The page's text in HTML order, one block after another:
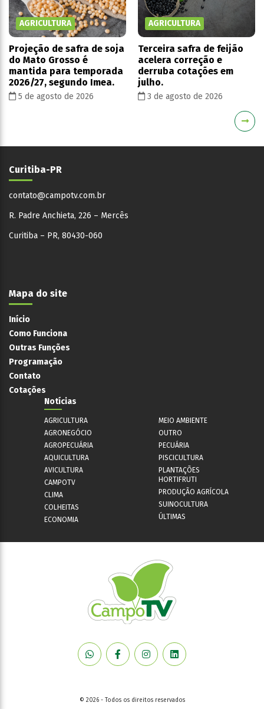
AGRICULTURA
Projeção de safra de soja
do Mato Grosso é
mantida para temporada
2026/27, segundo Imea.
5 de agosto de 2026
AGRICULTURA
Terceira safra de feijão
acelera correção e
derruba cotações em
julho.
3 de agosto de 2026
Curitiba-PR
contato@campotv.com.br
R. Padre Anchieta, 226 – Mercês
Curitiba – PR, 80430-060
Mapa do site
Início
Como Funciona
Outras Funções
Programação
Contato
Cotações
Notícias
AGRICULTURA
AGRONEGÓCIO
AGROPECUÁRIA
AQUICULTURA
AVICULTURA
CAMPOTV
CLIMA
COLHEITAS
ECONOMIA
MEIO AMBIENTE
OUTRO
PECUÁRIA
PISCICULTURA
PLANTAÇÕES
HORTIFRUTI
PRODUÇÃO AGRÍCOLA
SUINOCULTURA
ÚLTIMAS
© 2026 - Todos os direitos reservados